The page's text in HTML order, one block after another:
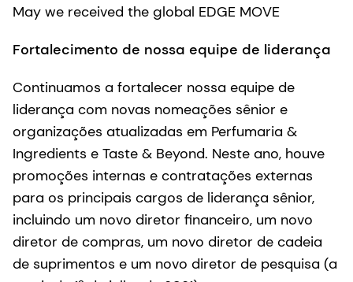
May we received the global EDGE MOVE
Fortalecimento de nossa equipe de liderança
Continuamos a fortalecer nossa equipe de
liderança com novas nomeações sênior e
organizações atualizadas em Perfumaria &
Ingredients e Taste & Beyond. Neste ano, houve
promoções internas e contratações externas
para os principais cargos de liderança sênior,
incluindo um novo diretor financeiro, um novo
diretor de compras, um novo diretor de cadeia
de suprimentos e um novo diretor de pesquisa (a